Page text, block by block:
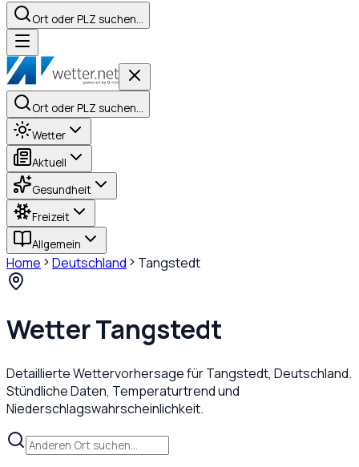
Ort oder PLZ suchen…
Ort oder PLZ suchen…
Wetter
Aktuell
Gesundheit
Freizeit
Allgemein
Home Deutschland Tangstedt
WetterTangstedt
Detaillierte Wettervorhersage fürTangstedt, Deutschland.
Stündliche Daten, Temperaturtrend und
Niederschlagswahrscheinlichkeit.